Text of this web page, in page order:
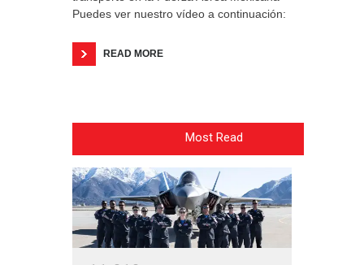
Puedes ver nuestro vídeo a continuación:
READ MORE
Most Read